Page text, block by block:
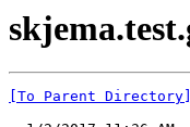
[To Parent Directory]